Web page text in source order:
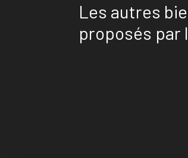
Les autres
proposés par